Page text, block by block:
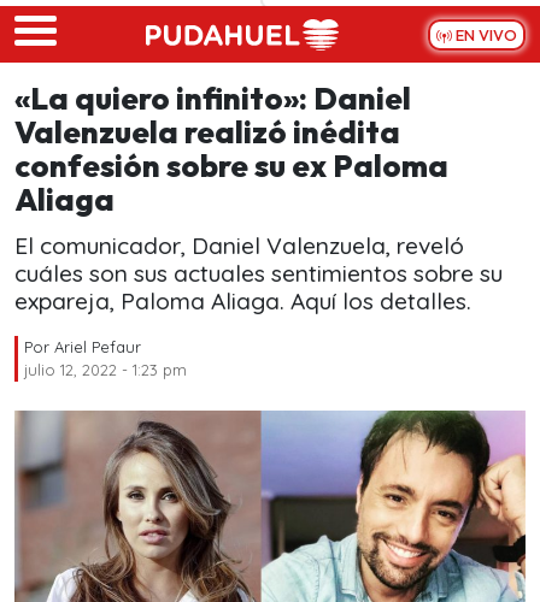
Skip to main content
EN VIVO
«La quiero infinito»: Daniel
Valenzuela realizó inédita
confesión sobre su ex Paloma
Aliaga
El comunicador, Daniel Valenzuela, reveló
cuáles son sus actuales sentimientos sobre su
expareja, Paloma Aliaga. Aquí los detalles.
Por Ariel Pefaur
julio 12, 2022 - 1:23 pm